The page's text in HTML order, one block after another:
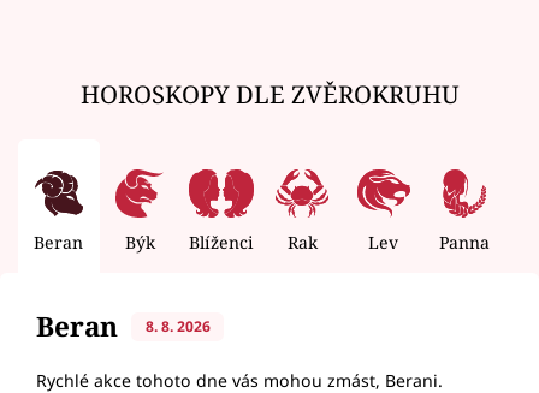
HOROSKOPY DLE ZVĚROKRUHU
Beran Býk Blíženci Rak Lev Panna
Beran 8. 8. 2026
Rychlé akce tohoto dne vás mohou zmást, Berani.